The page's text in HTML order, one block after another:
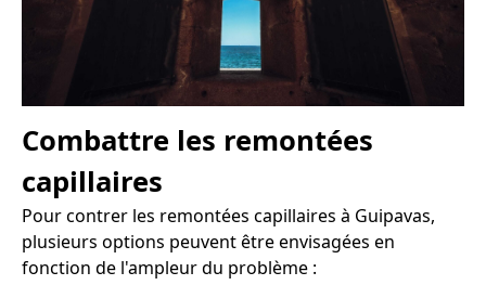
Combattre les remontées
capillaires
Pour contrer les remontées capillaires à Guipavas,
plusieurs options peuvent être envisagées en
fonction de l'ampleur du problème :